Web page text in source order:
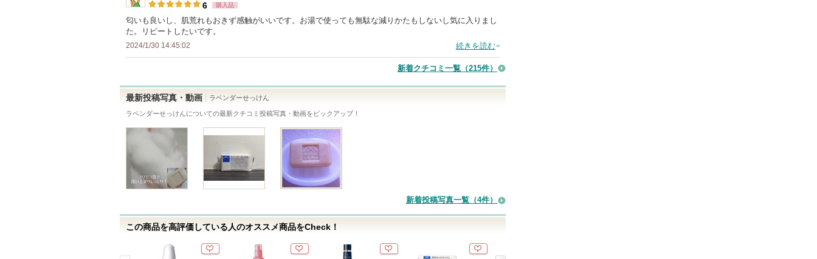
す 6 購入品
匂いも良いし、肌荒れもおきず感触がいいです。お湯で使っても無駄な減りかたもしないし気に入りまし
た。リピートしたいです。
2024/1/30 14:45:02 続きを読む
新着クチコミ一覧 （215件）
最新投稿写真・動画 ラベンダーせっけん
ラベンダーせっけんについての最新クチコミ投稿写真・動画をピックアップ！
新着投稿写真一覧（4件）
この商品を高評価している人のオススメ商品をCheck！